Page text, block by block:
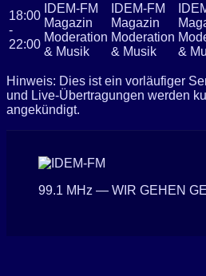
18:00
-
22:00
IDEM-FM
Magazin
Moderation
& Musik
IDEM-FM
Magazin
Moderation
& Musik
&
Hinweis: Dies ist ein vorläufiger
und Live-Übertragungen werden
angekündigt.
99.1 MHz — WIR GEHEN